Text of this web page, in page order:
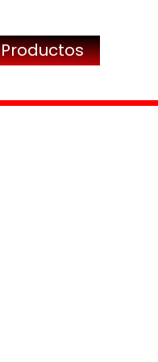
Productos